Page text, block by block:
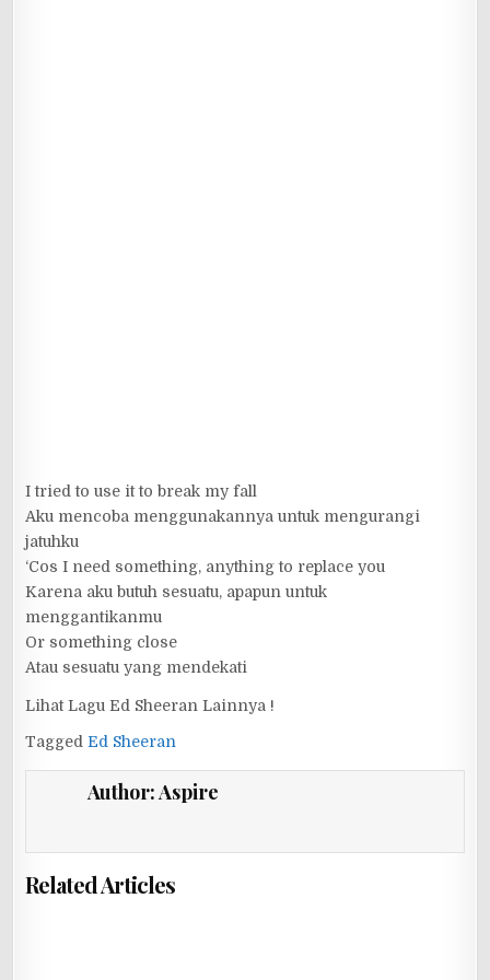
I tried to use it to break my fall
Aku mencoba menggunakannya untuk mengurangi
jatuhku
‘Cos I need something, anything to replace you
Karena aku butuh sesuatu, apapun untuk
menggantikanmu
Or something close
Atau sesuatu yang mendekati
Lihat Lagu Ed Sheeran Lainnya !
TaggedEd Sheeran
Author:Aspire
Related Articles